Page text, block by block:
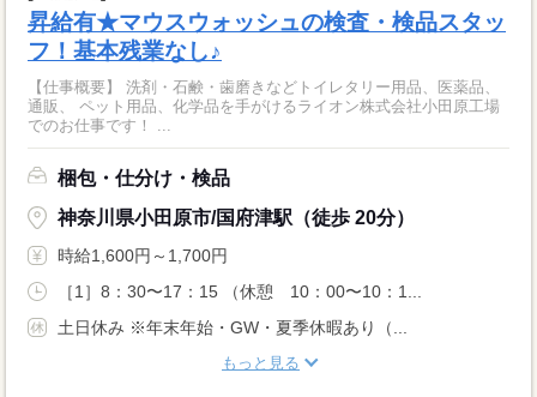
昇給有★マウスウォッシュの検査・検品スタッ
フ！基本残業なし♪
【仕事概要】 洗剤・石鹸・歯磨きなどトイレタリー用品、医薬品、
通販、 ペット用品、化学品を手がけるライオン株式会社小田原工場
梱包・仕分け・検品
神奈川県小田原市/国府津駅（徒歩 20分）
時給1,600円～1,700円
［1］8：30〜17：15 （休憩 10：00〜10：1...
土日休み ※年末年始・GW・夏季休暇あり（...
もっと見る